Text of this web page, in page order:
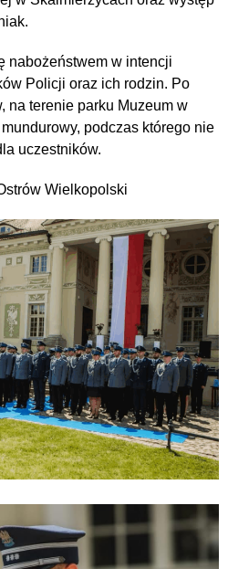
nabożeństwem w intencji
Policji oraz ich rodzin. Po
na terenie parku Muzeum w
podczas którego nie
uczestników.
Wielkopolski